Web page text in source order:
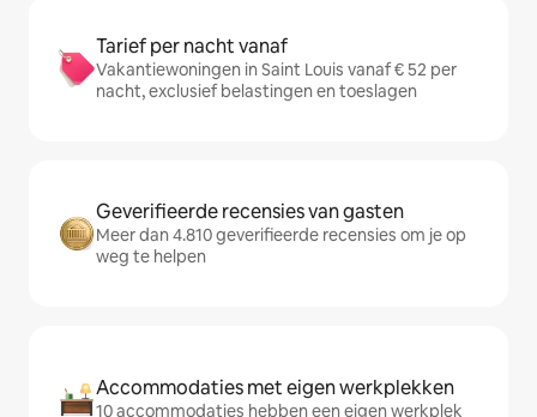
Tarief per nacht vanaf
Vakantiewoningen in Saint Louis vanaf € 52 per
nacht, exclusief belastingen en toeslagen
Geverifieerde recensies van gasten
Meer dan 4.810 geverifieerde recensies om je op
weg te helpen
Accommodaties met eigen werkplekken
10 accommodaties hebben een eigen werkplek